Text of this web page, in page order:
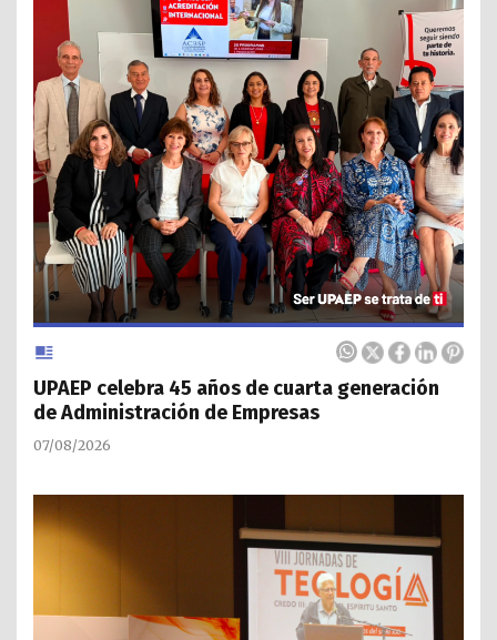
UPAEP celebra 45 años de cuarta generación
de Administración de Empresas
07/08/2026